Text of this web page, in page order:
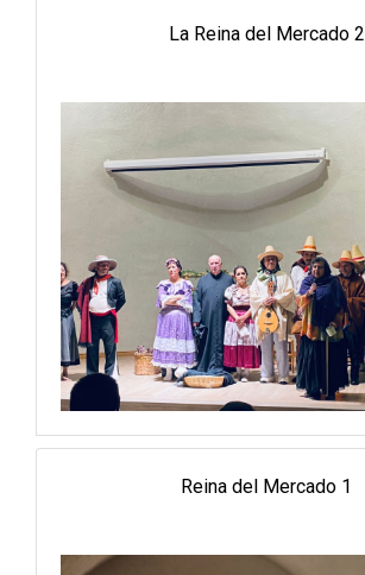
La Reina del Mercado 2
Reina del Mercado 1